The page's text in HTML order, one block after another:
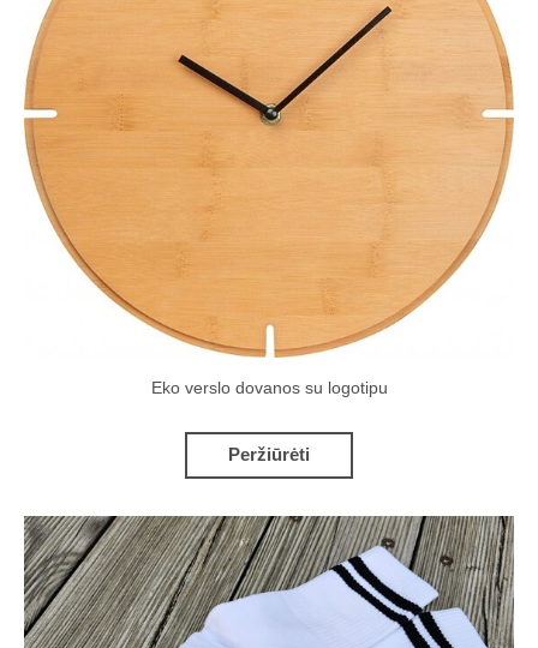
Eko verslo dovanos su logotipu
Peržiūrėti